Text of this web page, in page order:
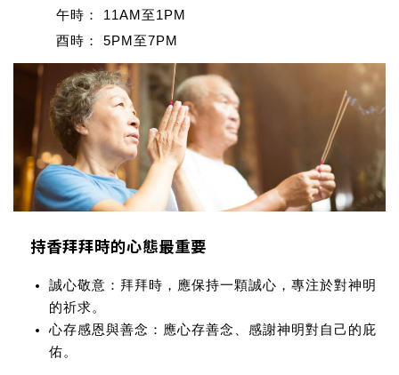
午時：
11AM至1PM
酉時：
5PM至7PM
持香拜拜時的心態最重要
誠心敬意： 拜拜時，應保持一顆誠心，專注於對神明
的祈求。
心存感恩與善念： 應心存善念、感謝神明對自己的庇
佑。